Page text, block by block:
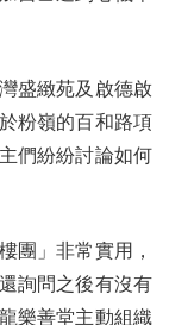
盛緻苑及啟德啟
粉嶺的百和路項
們紛紛討論如何
」非常實用，
詢問之後有沒有
樂善堂主動組織